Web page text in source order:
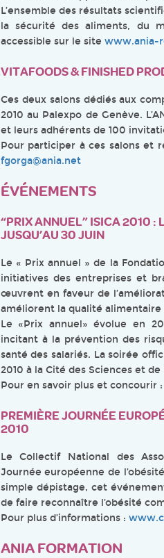
L’ensemble des résultats
la sécurité des aliments, du
accessible sur le site www.ania-
VITAFOODS & FINISHED
Ces deux salons dédiés aux
2010 au Palexpo de Genève.
et leurs adhérents de 100
Pour participer à ces salons et
fgorga@ania.net
ÉVÉNEMENTS
“PRIX ANNUEL” ISICA 2010 :
JUSQU’AU 30 JUIN
Le « Prix annuel » de la
initiatives des entreprises et
œuvrent en faveur de
améliorent la qualité
Le «Prix annuel» évolue en
incitant à la prévention des
santé des salariés. La soirée
2010 à la Cité des Sciences et de
Pour en savoir plus et concourir :
PREMIÈRE JOURNÉE
2010
Le Collectif National des
Journée européenne de
simple dépistage, cet
de faire reconnaître l’obésité
Pour plus d’informations :
ANIA FORMATION